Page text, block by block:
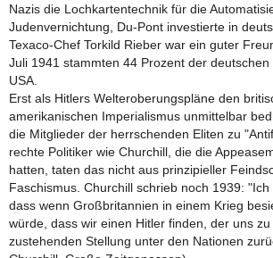
Nazis die Lochkartentechnik für die
Judenvernichtung, Du-Pont investierte in
Texaco-Chef Torkild Rieber war ein guter
Juli 1941 stammten 44 Prozent der
USA.
Erst als Hitlers Welteroberungspläne den
amerikanischen Imperialismus unmittelbar
die Mitglieder der herrschenden Eliten zu
rechte Politiker wie Churchill, die die
hatten, taten das nicht aus prinzipieller
Faschismus. Churchill schrieb noch 1939: "Ich
dass wenn Großbritannien in einem Krieg
würde, dass wir einen Hitler finden, der uns
zustehenden Stellung unter den Nationen